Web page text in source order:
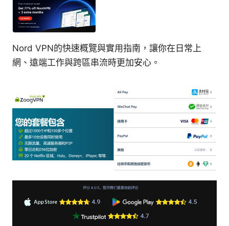
Nord VPN的快速概覽與實用指南，讓你在日常上
網、遠端工作與跨區串流時更加安心。